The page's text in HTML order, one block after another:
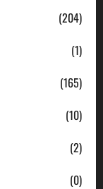
(204)
(1)
(165)
(10)
(2)
(0)